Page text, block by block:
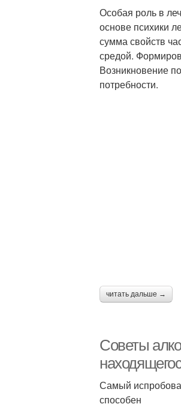
Особая роль в
основе психики
сумма свойств
средой.
Возникновение
потребности.
читать дальше →
Советы
Самый
способен